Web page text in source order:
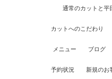
通常のカットと平
カットへのこだわり
メニュー ブログ
予約状況 新規のお